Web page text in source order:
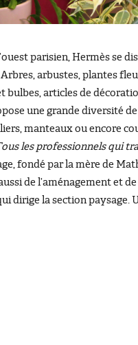
parisien, Hermès se
arbustes, plantes
articles de
une grande diversité
manteaux ou encore
les professionnels qui
fondé par la mère de
de l’aménagement et
dirige la section